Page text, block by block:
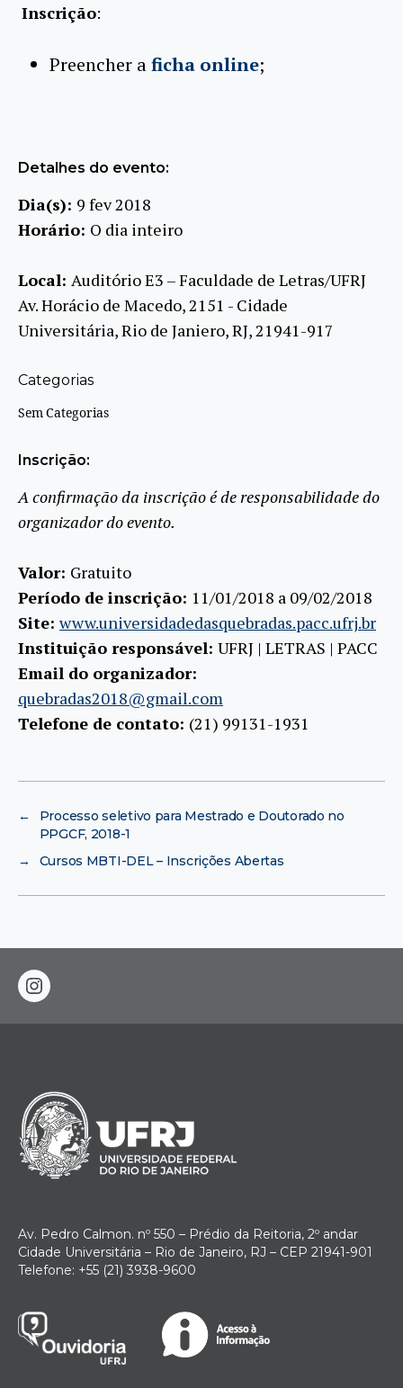
Inscrição:
Preencher aficha online;
Detalhes do evento:
Dia(s): 9 fev 2018
Horário: O dia inteiro
Local: Auditório E3 – Faculdade de Letras/UFRJ
Av. Horácio de Macedo, 2151 - Cidade
Universitária, Rio de Janiero, RJ, 21941-917
Categorias
Sem Categorias
Inscrição:
A confirmação da inscrição é de responsabilidade do
organizador do evento.
Valor: Gratuito
Período de inscrição: 11/01/2018 a 09/02/2018
Site:www.universidadedasquebradas.pacc.ufrj.br
Instituição responsável: UFRJ | LETRAS | PACC
Email do organizador:
quebradas2018@gmail.com
Telefone de contato: (21) 99131-1931
←
Processo seletivo para Mestrado e Doutorado no
PPGCF, 2018-1
→
Cursos MBTI-DEL – Inscrições Abertas
instagram
Av. Pedro Calmon. nº 550 – Prédio da Reitoria, 2º andar
Cidade Universitária – Rio de Janeiro, RJ – CEP 21941-901
Telefone: +55 (21) 3938-9600